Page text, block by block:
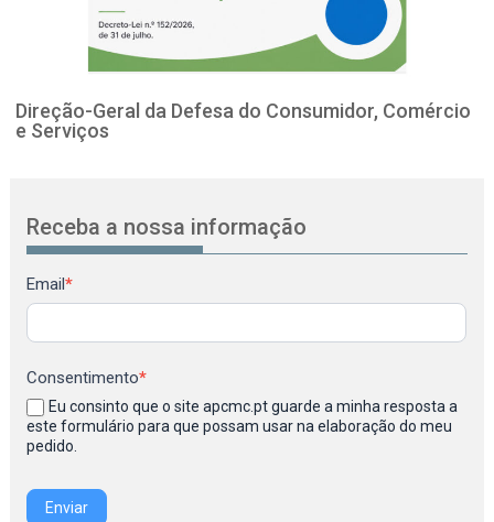
Direção-Geral da Defesa do Consumidor, Comércio
e Serviços
Receba a nossa informação
Newsletter
Email*
Consentimento*
Eu consinto que o site apcmc.pt guarde a minha resposta a
este formulário para que possam usar na elaboração do meu
pedido.
Enviar